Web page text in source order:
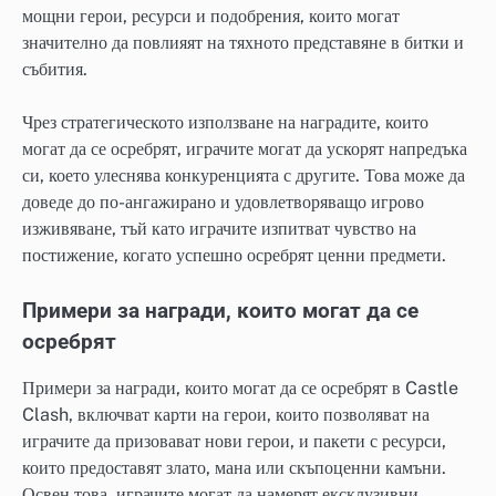
мощни герои, ресурси и подобрения, които могат
значително да повлияят на тяхното представяне в битки и
събития.
Чрез стратегическото използване на наградите, които
могат да се осребрят, играчите могат да ускорят напредъка
си, което улеснява конкуренцията с другите. Това може да
доведе до по-ангажирано и удовлетворяващо игрово
изживяване, тъй като играчите изпитват чувство на
постижение, когато успешно осребрят ценни предмети.
Примери за награди, които могат да се
осребрят
Примери за награди, които могат да се осребрят в Castle
Clash, включват карти на герои, които позволяват на
играчите да призовават нови герои, и пакети с ресурси,
които предоставят злато, мана или скъпоценни камъни.